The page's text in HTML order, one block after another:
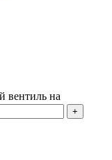
вентиль на